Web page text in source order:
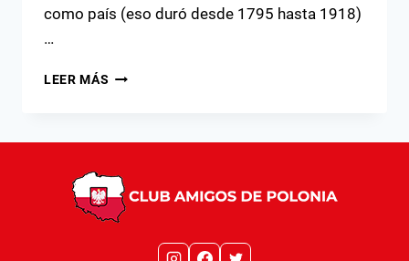
como país (eso duró desde 1795 hasta 1918)
…
LEER MÁS MARIE